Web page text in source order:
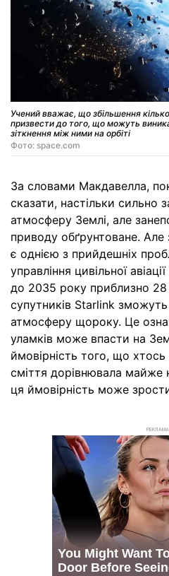
Учений вважає, що збільшення
призвести до того, що можуть
зіткнення між ними на орбіті
Фото: space.com
За словами Макдавелла,
сказати, настільки сильно
атмосферу Землі, але
приводу обґрунтоване.
є однією з прийдешніх
управління цивільної
до 2035 року приблизно 28
супутників Starlink
атмосферу щороку. Це
уламків може впасти на
ймовірність того, що хтось
сміття дорівнювала майже
ця ймовірність може
РЕКЛАМА